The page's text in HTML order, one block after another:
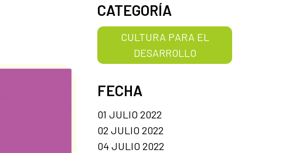
CATEGORÍA
CULTURA PARA EL
DESARROLLO
FECHA
01 JULIO 2022
02 JULIO 2022
04 JULIO 2022